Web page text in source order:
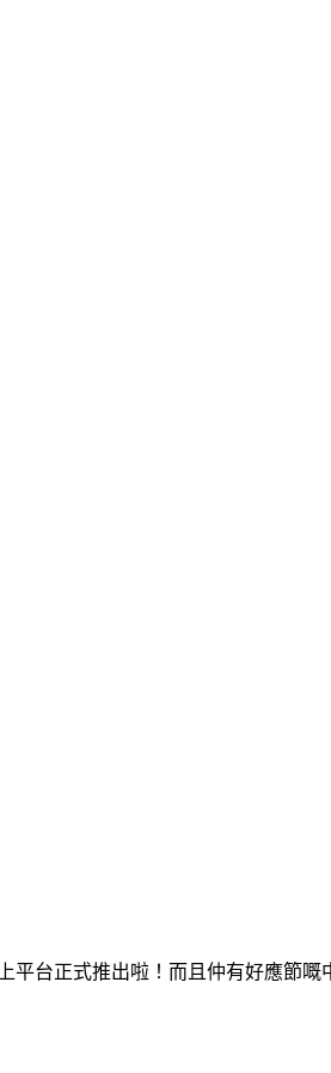
台正式推出啦！而且仲有好應節嘅